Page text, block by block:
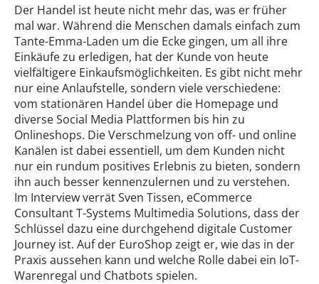
Der Handel ist heute nicht mehr das, was er früher
mal war. Während die Menschen damals einfach zum
Tante-Emma-Laden um die Ecke gingen, um all ihre
Einkäufe zu erledigen, hat der Kunde von heute
vielfältigere Einkaufsmöglichkeiten. Es gibt nicht mehr
nur eine Anlaufstelle, sondern viele verschiedene:
vom stationären Handel über die Homepage und
diverse Social Media Plattformen bis hin zu
Onlineshops. Die Verschmelzung von off- und online
Kanälen ist dabei essentiell, um dem Kunden nicht
nur ein rundum positives Erlebnis zu bieten, sondern
ihn auch besser kennenzulernen und zu verstehen.
Im Interview verrät Sven Tissen, eCommerce
Consultant T-Systems Multimedia Solutions, dass der
Schlüssel dazu eine durchgehend digitale Customer
Journey ist. Auf der EuroShop zeigt er, wie das in der
Praxis aussehen kann und welche Rolle dabei ein IoT-
Warenregal und Chatbots spielen.